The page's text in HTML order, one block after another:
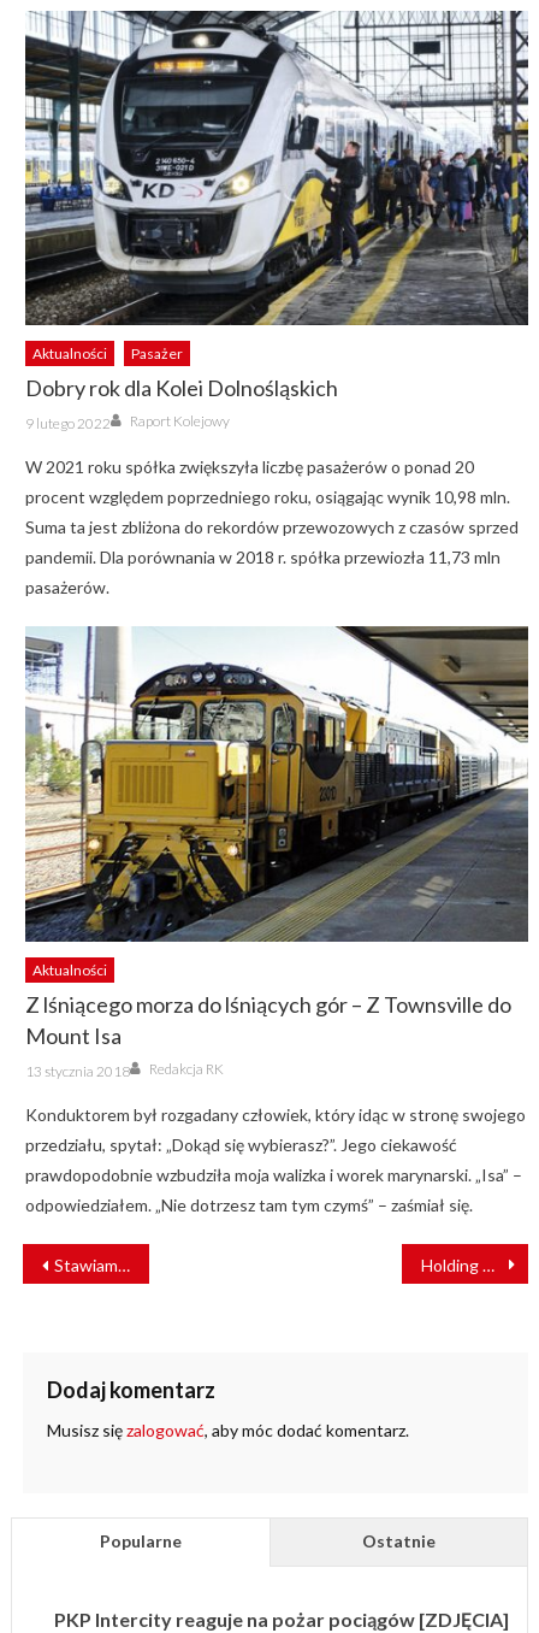
Aktualności Pasażer
Dobry rok dla Kolei Dolnośląskich
Posted
on
9 lutego 2022 Author
Raport Kolejowy
W 2021 roku spółka zwiększyła liczbę pasażerów o ponad 20
procent względem poprzedniego roku, osiągając wynik 10,98 mln.
Suma ta jest zbliżona do rekordów przewozowych z czasów sprzed
pandemii. Dla porównania w 2018 r. spółka przewiozła 11,73 mln
pasażerów.
Aktualności
Z lśniącego morza do lśniących gór – Z Townsville do
Mount Isa
Posted
on
13 stycznia 2018 Author
Redakcja RK
Konduktorem był rozgadany człowiek, który idąc w stronę swojego
przedziału, spytał: „Dokąd się wybierasz?”. Jego ciekawość
prawdopodobnie wzbudziła moja walizka i worek marynarski. „Isa” –
odpowiedziałem. „Nie dotrzesz tam tym czymś” – zaśmiał się.
NAWIGACJA
WPISU
Stawiamy na nowoczesność Holding PKP: lepiej zintegrowana kolej
Dodaj komentarz
Musisz sięzalogować, aby móc dodać komentarz.
Popularne Ostatnie
PKP Intercity reaguje na pożar pociągów [ZDJĘCIA]